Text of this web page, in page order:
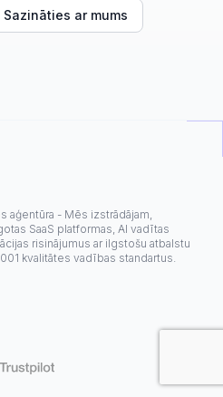
Sazināties ar mums
aģentūra - Mēs izstrādājam,
SaaS platformas, AI vadītas
risinājumus ar ilgstošu atbalstu
kvalitātes vadības standartus.